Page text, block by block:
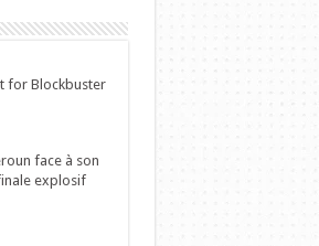
for Blockbuster
face à son
explosif